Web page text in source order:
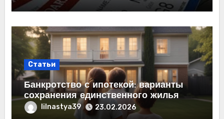
Статьи
Банкротство с ипотекой: варианты
сохранения единственного жилья
lilnastya39 23.02.2026